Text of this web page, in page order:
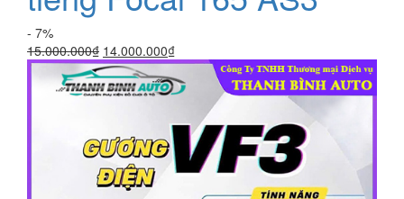
- 7%
15.000.000₫ Giá
gốc
là:
14.000.000₫Giá
hiện
tại
14.000.000₫.